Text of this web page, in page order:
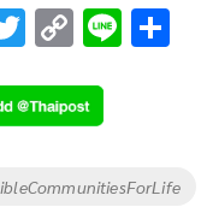
T
tt
er
C
p
y
Li
Li